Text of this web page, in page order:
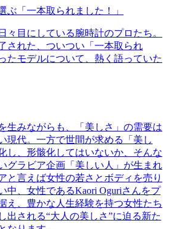
ぶ「一本取られました！」
々目にしている腕時計のプロたち。
された、ついつい「一本取られ
たモデルについて、熱く語っていた
生みながらも、「美しさ」の需要は
現代。一方で世間が求める「美し
し、形骸化してはいないか、そんな
グラビア企画「美しい人」が生まれ
と言えば女性の若さとボディを売り
中、女性であるKaori Oguriさんをプ
え、豊かな人生経験を持つ女性たち
出される“大人の美しさ”に迫る新た